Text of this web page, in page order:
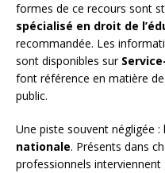
formes de ce recours sont
spécialisé en droit de
recommandée. Les
sont disponibles sur
font référence en matière
public.
Une piste souvent négligée :
nationale. Présents dans
professionnels